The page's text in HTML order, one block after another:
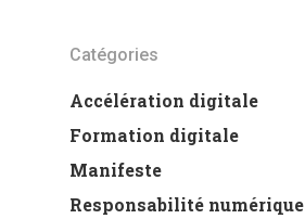
Catégories
Accélération digitale
Formation digitale
Manifeste
Responsabilité numérique